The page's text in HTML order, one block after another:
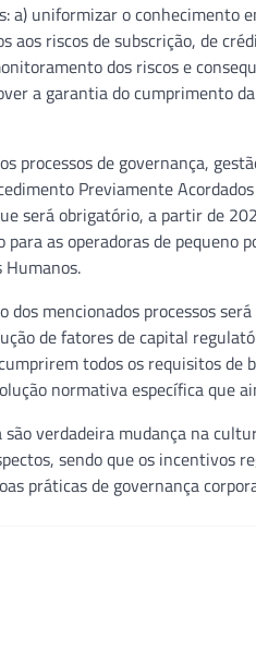
a) uniformizar o conhecimento
aos riscos de subscrição, de
dos riscos e
a garantia do cumprimento
processos de governança,
Previamente
será obrigatório, a partir de
as operadoras de pequeno
dos mencionados processos
de fatores de capital
todos os requisitos de
normativa específica que
verdadeira mudança na
sendo que os incentivos
práticas de governança